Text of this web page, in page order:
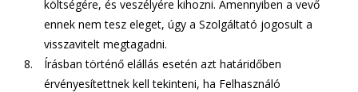
költségére, és veszélyére kihozni. Amennyiben a vevő
ennek nem tesz eleget, úgy a Szolgáltató jogosult a
visszavitelt megtagadni.
Írásban történő elállás esetén azt határidőben
érvényesítettnek kell tekinteni, ha Felhasználó